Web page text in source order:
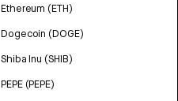
Ethereum (ETH)
Dogecoin (DOGE)
Shiba Inu (SHIB)
PEPE (PEPE)